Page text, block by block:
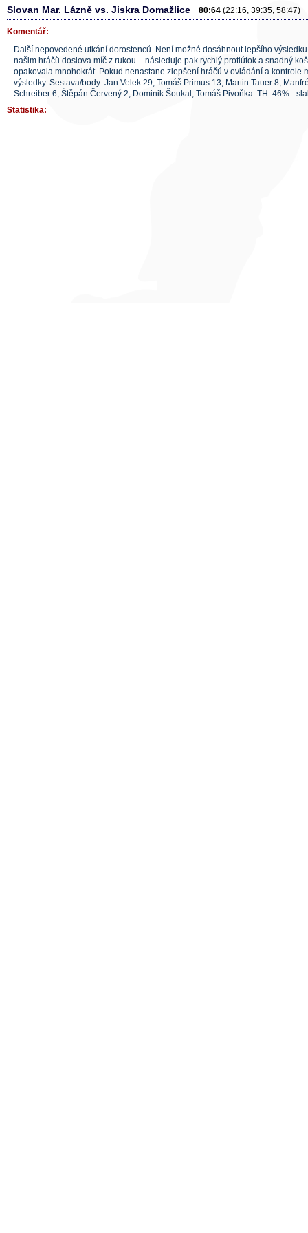
Slovan Mar. Lázně vs. Jiskra Domažlice 80:64 (22:16, 39:35, 58:47)
Komentář:
Další nepovedené utkání dorostenců. Není možné dosáhnout lepšího
našim hráčů doslova míč z rukou – následuje pak rychlý protiútok a snadný
opakovala mnohokrát. Pokud nenastane zlepšení hráčů v ovládání a kontrole
výsledky. Sestava/body: Jan Velek 29, Tomáš Primus 13, Martin Tauer 8,
Schreiber 6, Štěpán Červený 2, Dominik Šoukal, Tomáš Pivoňka. TH: 46% -
Statistika: